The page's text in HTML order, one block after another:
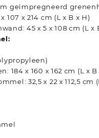
geïmpregneerd
107 x 214 cm (L x B x H)
45 x 5 x 108 cm (L x
184 x 160 x 162 cm (L x B
32,5 x 22 x 112,5 cm